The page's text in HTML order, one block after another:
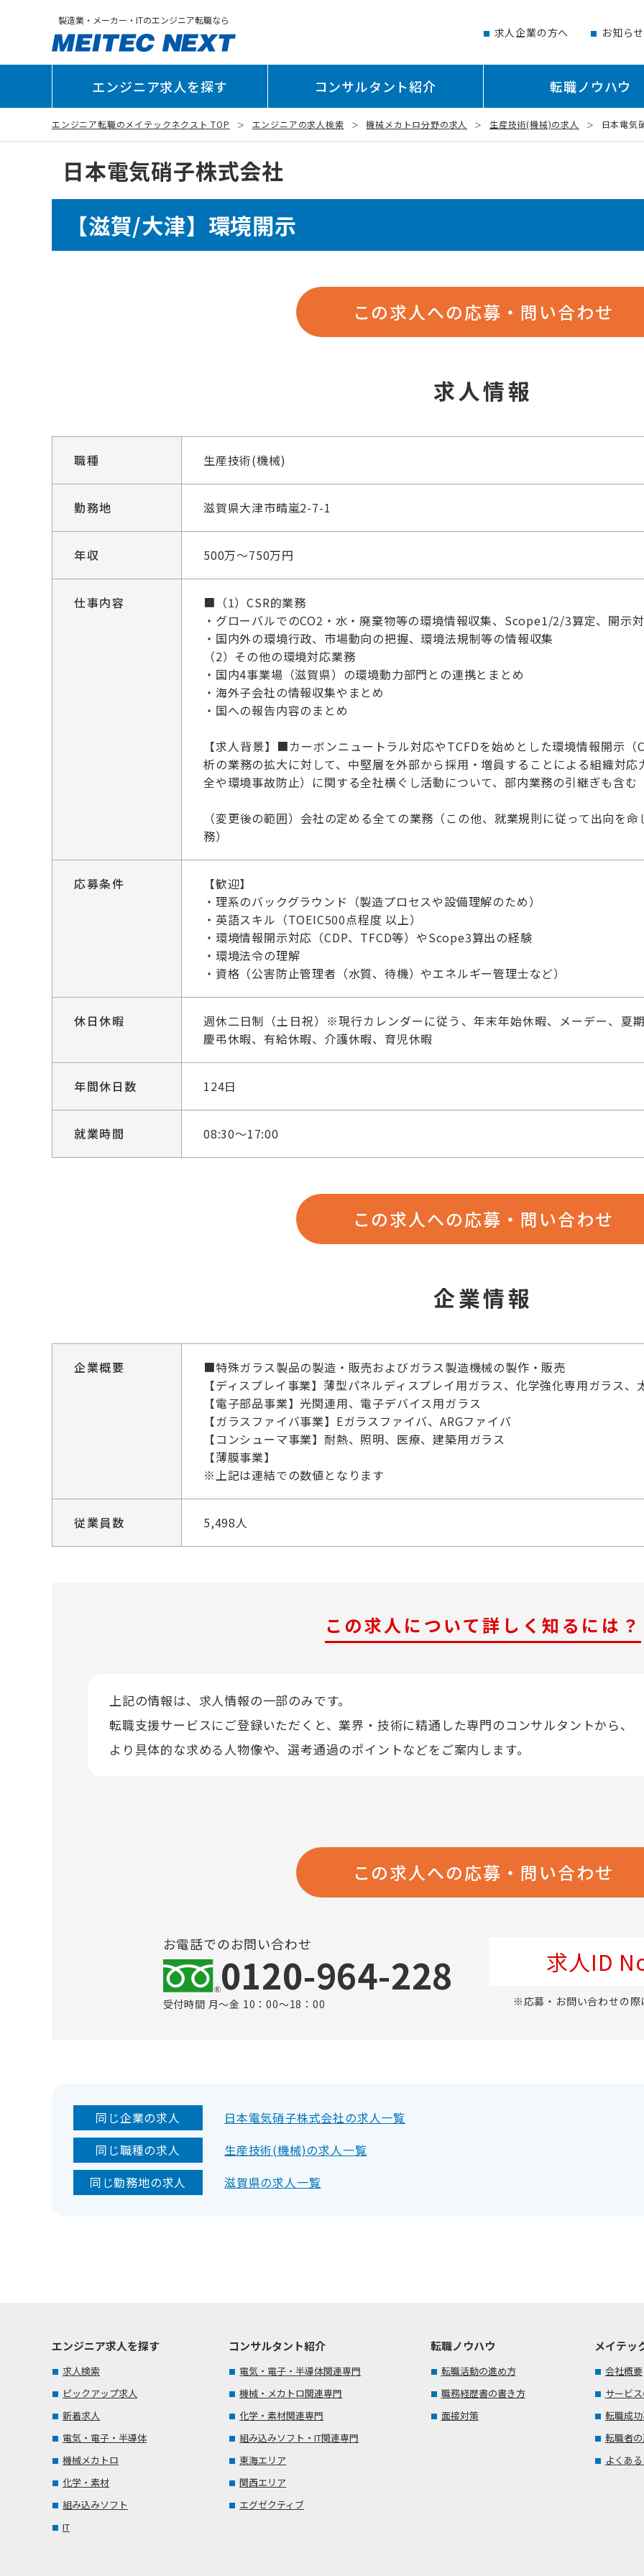
製造業・メーカー・ITのエンジニア転職なら
求人企業の方へ お知らせ
エンジニア求人を探す コンサルタント紹介 転職ノウハウ
エンジニア転職のメイテックネクスト TOP エンジニアの求人検索 機械メカトロ分野の求人 生産技術(機械)の求人 日本電気
日本電気硝子株式会社
【滋賀/大津】環境開示
この求人への応募・問い合わせ
求人情報
職種 生産技術(機械)
勤務地 滋賀県大津市晴嵐2-7-1
年収 500万～750万円
仕事内容
■（1）CSR的業務
・グローバルでのCO2・水・廃棄物等の環境情報収集、Scope1/2/3算定、開示
・国内外の環境行政、市場動向の把握、環境法規制等の情報収集
（2）その他の環境対応業務
・国内4事業場（滋賀県）の環境動力部門との連携とまとめ
・海外子会社の情報収集やまとめ
・国への報告内容のまとめ
【求人背景】■カーボンニュートラル対応やTCFDを始めとした環境情報開示
析の業務の拡大に対して、中堅層を外部から採用・増員することによる組織対
全や環境事故防止）に関する全社横ぐし活動について、部内業務の引継ぎも含む
（変更後の範囲）会社の定める全ての業務（この他、就業規則に従って出向を
務）
応募条件
【歓迎】
・理系のバックグラウンド（製造プロセスや設備理解のため）
・英語スキル（TOEIC500点程度 以上）
・環境情報開示対応（CDP、TFCD等）やScope3算出の経験
・環境法令の理解
・資格（公害防止管理者（水質、待機）やエネルギー管理士など）
休日休暇
週休二日制（土日祝）※現行カレンダーに従う、年末年始休暇、メーデー、夏
慶弔休暇、有給休暇、介護休暇、育児休暇
年間休日数 124日
就業時間 08:30～17:00
この求人への応募・問い合わせ
企業情報
企業概要
■特殊ガラス製品の製造・販売およびガラス製造機械の製作・販売
【ディスプレイ事業】薄型パネルディスプレイ用ガラス、化学強化専用ガラス、
【電子部品事業】光関連用、電子デバイス用ガラス
【ガラスファイバ事業】Eガラスファイバ、ARGファイバ
【コンシューマ事業】耐熱、照明、医療、建築用ガラス
【薄膜事業】
※上記は連結での数値となります
従業員数 5,498人
この求人について詳しく知るには？
上記の情報は、求人情報の一部のみです。
転職支援サービスにご登録いただくと、業界・技術に精通した専門のコンサルタントから、
より具体的な求める人物像や、選考通過のポイントなどをご案内します。
この求人への応募・問い合わせ
お電話でのお問い合わせ
0120-964-228
受付時間 月～金 10：00～18：00
求人ID
※応募・お問い合わせの際
同じ企業の求人
日本電気硝子株式会社の求人一覧
同じ職種の求人
生産技術(機械)の求人一覧
同じ勤務地の求人
滋賀県の求人一覧
エンジニア求人を探す
求人検索
ピックアップ求人
新着求人
電気・電子・半導体
機械メカトロ
化学・素材
組み込みソフト
IT
コンサルタント紹介
電気・電子・半導体関連専門
機械・メカトロ関連専門
化学・素材関連専門
組み込みソフト・IT関連専門
東海エリア
関西エリア
エグゼクティブ
転職ノウハウ
転職活動の進め方
職務経歴書の書き方
面接対策
メイテッ
会社概要
サービ
転職成
転職者
よくあ